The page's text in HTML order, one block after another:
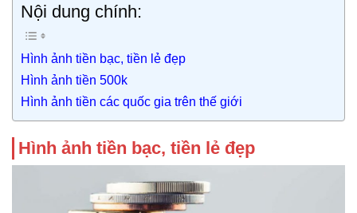
Nội dung chính:
Hình ảnh tiền bạc, tiền lẻ đẹp
Hình ảnh tiền 500k
Hình ảnh tiền các quốc gia trên thế giới
Hình ảnh tiền bạc, tiền lẻ đẹp